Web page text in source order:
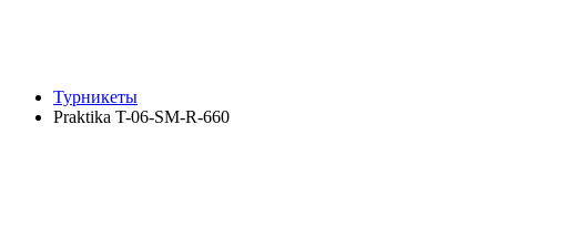
Турникеты
Praktika T-06-SM-R-660